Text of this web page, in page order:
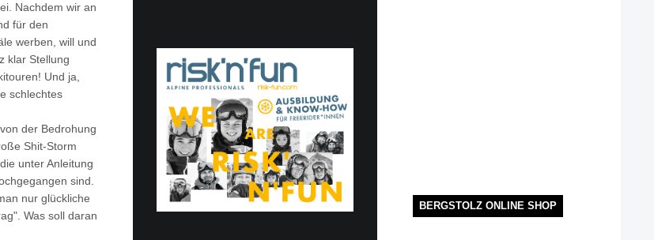
Nachdem wir an
für den
werben, will und
klar Stellung
Und ja,
schlechtes
der Bedrohung
Shit-Storm
unter Anleitung
sind.
nur glückliche
Was soll daran
BERGSTOLZ ONLINE SHOP